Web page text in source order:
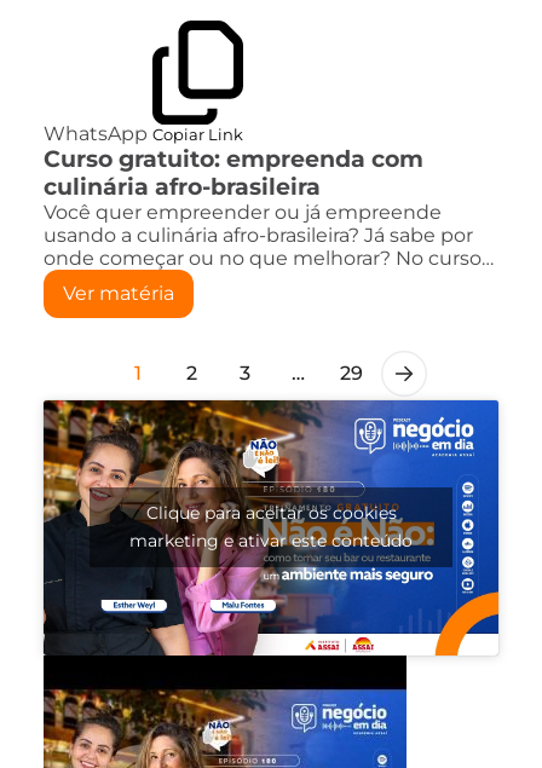
WhatsApp Copiar Link
Curso gratuito: empreenda com
culinária afro-brasileira
Você quer empreender ou já empreende
usando a culinária afro-brasileira? Já sabe por
onde começar ou no que melhorar? No curso…
Ver matéria
1 2 3 … 29
Clique para aceitar os cookies
marketing e ativar este conteúdo